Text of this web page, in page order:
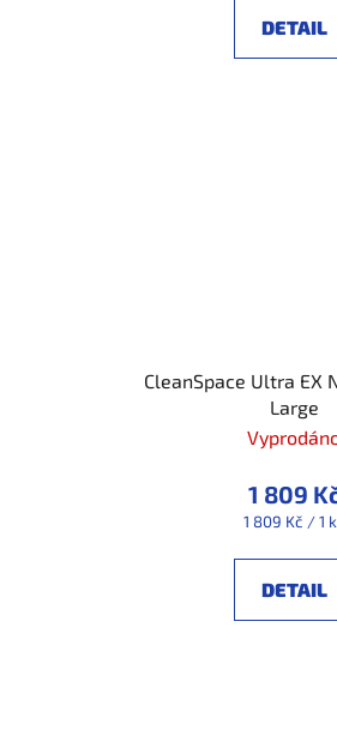
DETAIL
CleanSpace Ultra EX
Large
1 809
Měrná
1 809 Kč / 1
DETAIL